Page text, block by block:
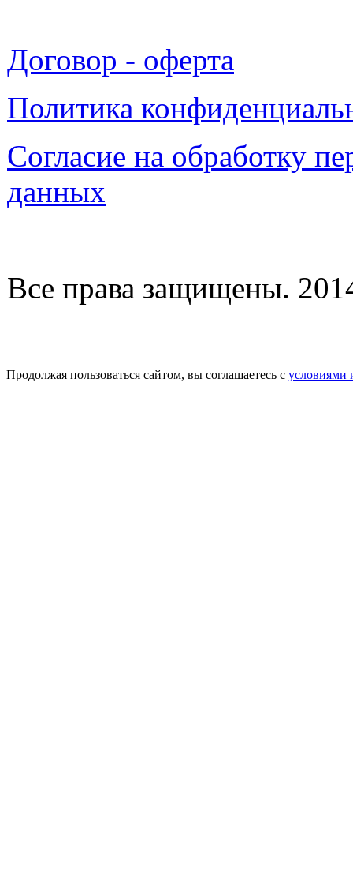
Договор - оферта
Политика
Согласие на обработку
данных
Все права защищены.
Продолжая пользоваться сайтом, вы соглашаетесь с условиями